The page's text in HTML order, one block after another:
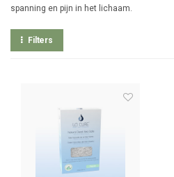
spanning en pijn in het lichaam.
Filters